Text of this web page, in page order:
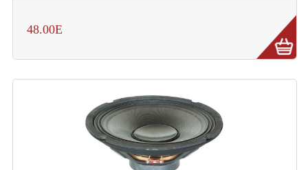
Câble Multi-Paires Audio
Câbles Enceintes
Connectiques, Prises Etc...
48.00E